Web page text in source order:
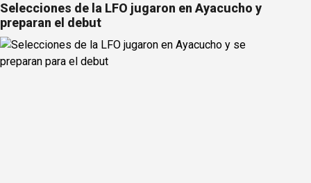
Selecciones de la LFO jugaron en Ayacucho y
preparan el debut